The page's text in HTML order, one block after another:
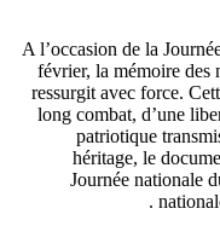
A l’occasion de la
février, la mémoire des
ressurgit avec force.
long combat, d’une
patriotique
héritage, le
Journée nationale